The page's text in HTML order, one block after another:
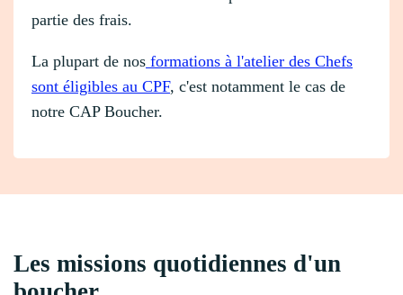
partie des frais.
La plupart de nos formations à l'atelier des Chefs
sont éligibles au CPF, c'est notamment le cas de
notre CAP Boucher.
Les missions quotidiennes d'un